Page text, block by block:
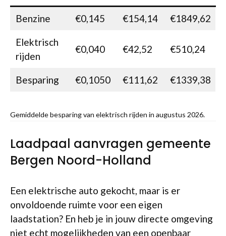
Benzine €0,145 €154,14 €1849,62
Elektrisch
rijden
€0,040 €42,52 €510,24
Besparing €0,1050 €111,62 €1339,38
Gemiddelde besparing van elektrisch rijden in augustus 2026.
Laadpaal aanvragen gemeente
Bergen Noord-Holland
Een elektrische auto gekocht, maar is er
onvoldoende ruimte voor een eigen
laadstation? En heb je in jouw directe omgeving
niet echt mogelijkheden van een openbaar